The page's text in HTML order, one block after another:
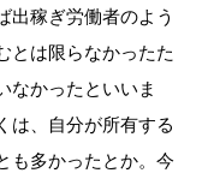
出稼ぎ労働者のよう
とは限らなかったた
なかったといいま
は、自分が所有する
も多かったとか。今